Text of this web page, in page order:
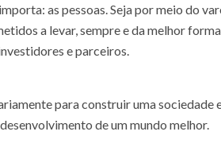
as pessoas. Seja por meio do
a levar, sempre e da melhor
e parceiros.
para construir uma
de um mundo melhor.